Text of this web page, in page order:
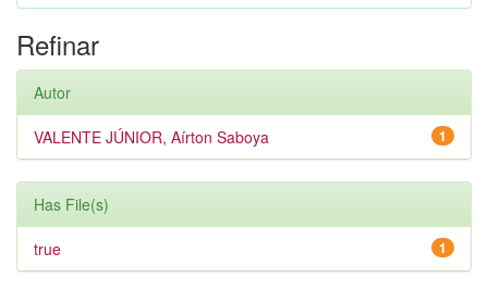
Refinar
Autor
1
VALENTE JÚNIOR, Aírton Saboya
Has File(s)
1
true